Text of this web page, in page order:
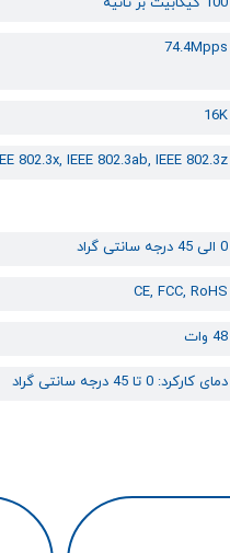
74.4Mpps
16K
802.3x, IEEE 802.3ab, IEEE 802.3z
0 الی 45 درجه سانتی گراد
CE, FCC, RoHS
48 وات
دمای کارکرد: 0 تا 45 درجه سانتی گراد